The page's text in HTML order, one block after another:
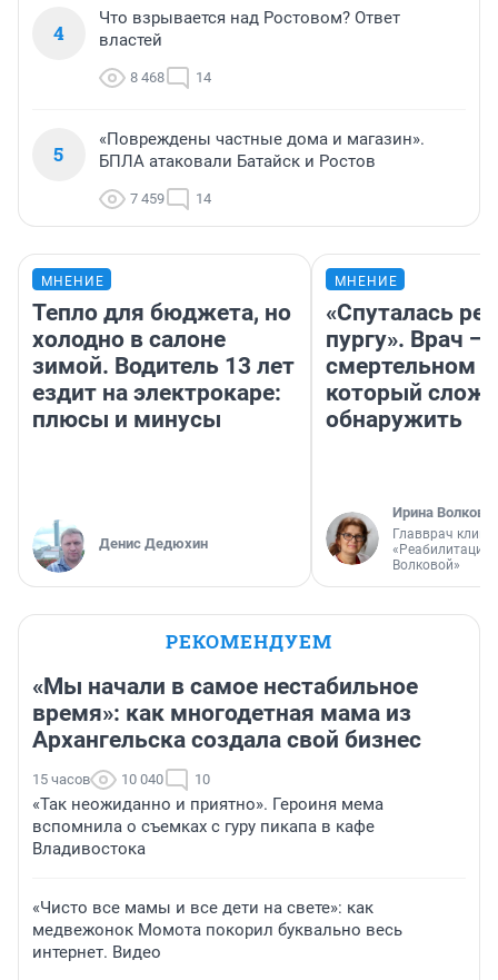
4
Что взрывается над Ростовом? Ответ
властей
8 468 14
5
«Повреждены частные дома и магазин».
БПЛА атаковали Батайск и Ростов
7 459 14
МНЕНИЕ
Тепло для бюджета, но
холодно в салоне
зимой. Водитель 13 лет
ездит на электрокаре:
плюсы и минусы
Денис Дедюхин
МНЕНИЕ
«Спуталась
пургу». Врач —
смертельном
который
обнаружить
Ирина Волкова
Главврач
«Реабилитация
Волковой»
РЕКОМЕНДУЕМ
«Мы начали в самое нестабильное
время»: как многодетная мама из
Архангельска создала свой бизнес
15 часов 10 040 10
«Так неожиданно и приятно». Героиня мема
вспомнила о съемках с гуру пикапа в кафе
Владивостока
«Чисто все мамы и все дети на свете»: как
медвежонок Момота покорил буквально весь
интернет. Видео